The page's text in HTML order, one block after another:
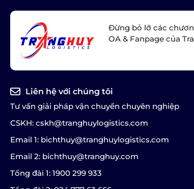
Đừng bỏ lỡ các
OA & Fanpage của
Liên hệ với chúng tôi
Tư vấn giải pháp vận chuyển chuyên nghiệp
CSKH: cskh@tranghuylogistics.com
Email 1: bichthuy@tranghuylogistics.com
Email 2: bichthuy@tranghuy.com
Tổng đài 1: 1900 299 933